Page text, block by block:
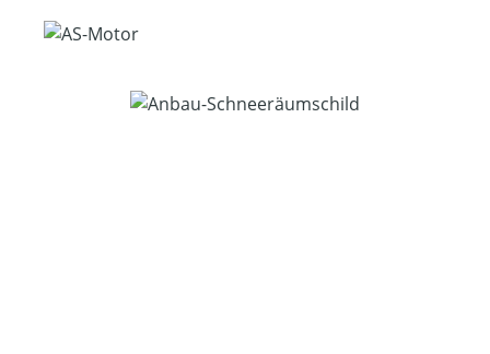
Bildergalerie überspringen